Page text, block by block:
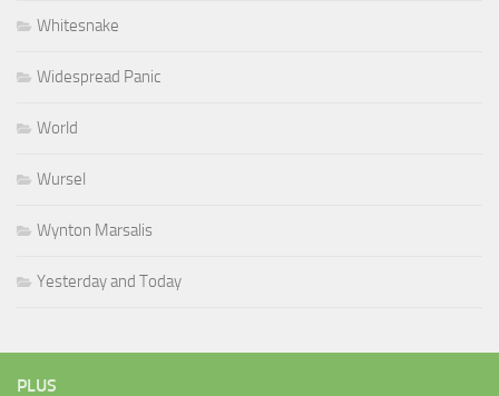
Whitesnake
Widespread Panic
World
Wursel
Wynton Marsalis
Yesterday and Today
PLUS